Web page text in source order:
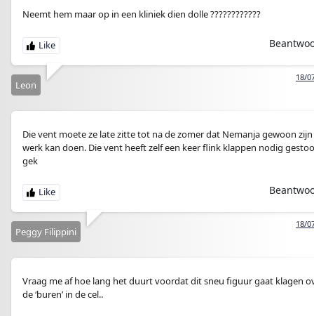
Neemt hem maar op in een kliniek dien dolle ????????????
18/
Leon
Die vent moete ze late zitte tot na de zomer dat Nemanja gewoon zijn
werk kan doen. Die vent heeft zelf een keer flink klappen nodig
gek
18/
Peggy Filippini
Vraag me af hoe lang het duurt voordat dit sneu figuur gaat klagen
de ‘buren’ in de cel..